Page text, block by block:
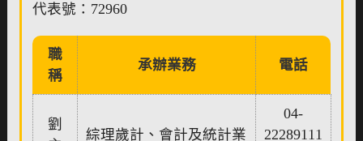
代表號：72960
職
稱
承辦業務 電話
劉
綜理歲計、會計及統計業
04-
22289111